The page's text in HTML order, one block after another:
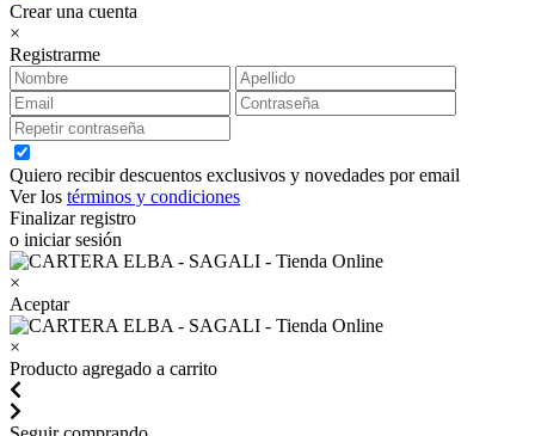
Crear una cuenta
×
Registrarme
Quiero recibir descuentos exclusivos y novedades por email
Ver los términos y condiciones
Finalizar registro
o iniciar sesión
×
Aceptar
×
Producto agregado a carrito